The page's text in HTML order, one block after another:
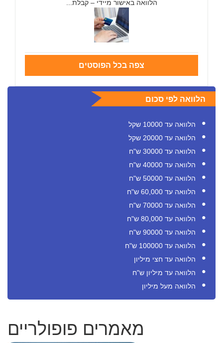
הלוואה באישור מיידי – קבלת...
צפה בכל הפוסטים
הלוואה לפי סכום
הלוואה עד 10000 שקל
הלוואה עד 20000 שקל
הלוואה עד 30000 ש"ח
הלוואה עד 40000 ש"ח
הלוואה עד 50000 ש"ח
הלוואה עד 60,000 ש"ח
הלוואה עד 70000 ש"ח
הלוואה עד 80,000 ש"ח
הלוואה עד 90000 ש"ח
הלוואה עד 100000 ש"ח
הלוואה עד חצי מיליון
הלוואה עד מיליון ש"ח
הלוואה מעל מיליון
מאמרים פופולריים